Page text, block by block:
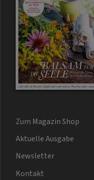
Zum Magazin Shop
Aktuelle Ausgabe
Newsletter
Kontakt